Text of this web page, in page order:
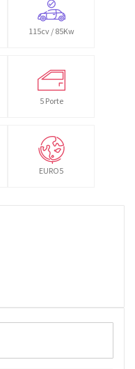
115cv / 85Kw
5 Porte
EURO5